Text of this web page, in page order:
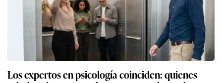
Los expertos en psicología coinciden: quienes